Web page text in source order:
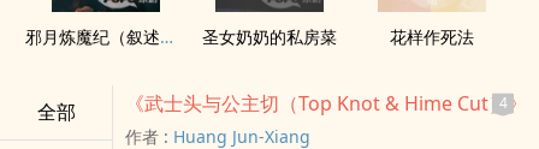
邪月炼魔纪（叙述文之逐字稿） 圣女奶奶的私房菜 花样作死法
全部 《武士头与公主切（Top Knot & Hime Cut）》
4
作者 : Huang Jun-Xiang